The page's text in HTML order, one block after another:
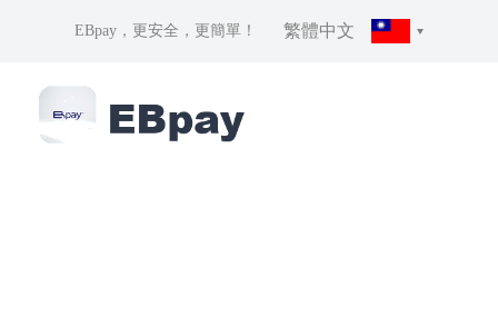
EBpay，更安全，更簡單！ 繁體中文